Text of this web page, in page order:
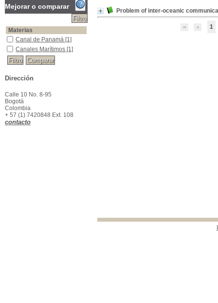
Problem of inter-oceanic
1
Mejorar o comparar
Materias
Canal de Panamá
Canal de Panamá [1]
Canales Marítimos
Canales Marítimos [1]
Dirección
Calle 10 No. 8-95
Bogotá
Colombia
+ 57 (1) 7420848 Ext. 108
contacto